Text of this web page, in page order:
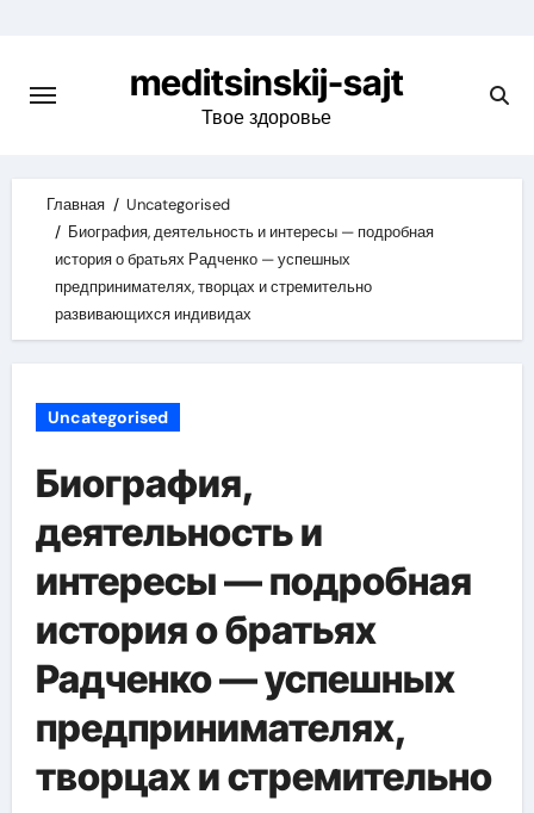
content
meditsinskij-sajt
Твое здоровье
Главная
Uncategorised
Биография, деятельность и интересы — подробная
история о братьях Радченко — успешных
предпринимателях, творцах и стремительно
развивающихся индивидах
Uncategorised
Биография,
деятельность и
интересы — подробная
история о братьях
Радченко — успешных
предпринимателях,
творцах и стремительно